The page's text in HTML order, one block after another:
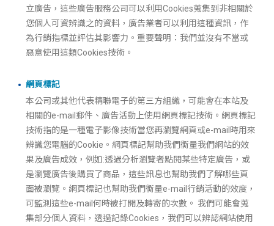
立廣告，這些廣告服務公司可以利用Cookies蒐集到非相關於
您個人可資辨識之的資料，廣告業者可以利用這種資訊，作
為行銷指標並評估其影響力。重要聲明：我們並沒有不當或
惡意使用這類Cookies技術。
網頁標記
本公司或其他代表精聯電子的第三方組織，可能會在本站及
相關的e-mail郵件、廣告活動上使用網頁標記技術。網頁標記
技術指的是一種電子影像技術當您再瀏覽網頁或e-mail時用來
辨識您電腦的Cookie。網頁標記幫助我們衡量我們網站的效
果及廣告成效，例如:透過分析瀏覽者點閱某些特定廣告，或
是瀏覽廣告後購買了商品，這些訊息也幫助我們了解哪些頁
面被瀏覽。網頁標記也幫助我們衡量e-mail行銷活動的效度，
可監測這些e-mail何時被打開及轉寄的次數。 我們可能會蒐
集部分個人資料，透過記錄Cookies，我們可以辨認網站使用